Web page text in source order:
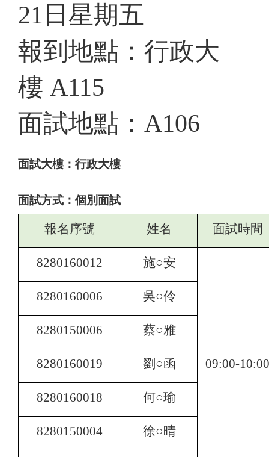
21 日星期五
報到地點：行政大
樓 A115
面試地點： A106
面試大樓：行政大樓
面試方式：個別面試
報名序號 姓名 面試時間
8280160012 施○安
09:00-10:00
8280160006 吳○伶
8280150006 蔡○雅
8280160019 劉○函
8280160018 何○瑜
8280150004 徐○晴